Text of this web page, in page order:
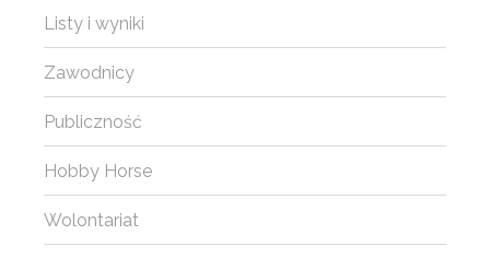
Listy i wyniki
Zawodnicy
Publiczność
Hobby Horse
Wolontariat